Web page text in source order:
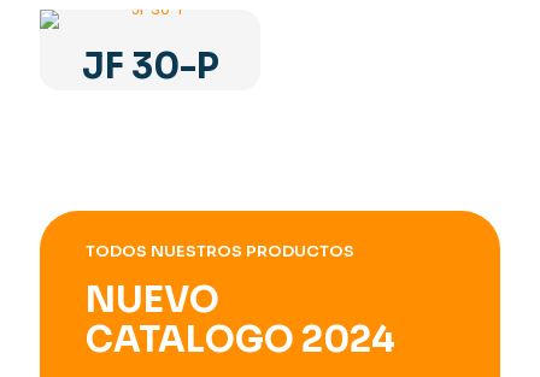
JF 30-P
TODOS NUESTROS PRODUCTOS
NUEVO
CATALOGO 2024